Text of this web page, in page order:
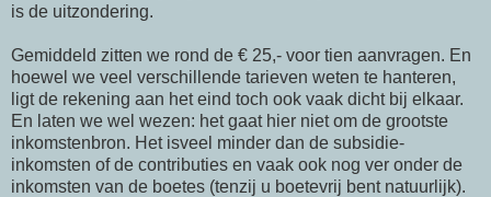
is de uitzondering.
Gemiddeld zitten we rond de € 25,- voor tien aanvragen. En
hoewel we veel verschillende tarieven weten te hanteren,
ligt de rekening aan het eind toch ook vaak dicht bij elkaar.
En laten we wel wezen: het gaat hier niet om de grootste
inkomstenbron. Het isveel minder dan de subsidie-
inkomsten of de contributies en vaak ook nog ver onder de
inkomsten van de boetes (tenzij u boetevrij bent natuurlijk).